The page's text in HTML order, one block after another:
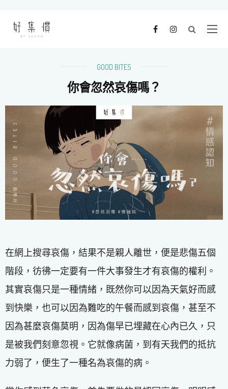
GOOD BITES
你會忽然哀傷嗎？
在網上搜尋哀傷，結果不是親人離世，便是悲傷五個
階段，彷彿一定要有一件大事發生才有哀傷的權利。
其實哀傷只是一種情緒，既然你可以因為天氣好而感
到快樂，也可以因為難吃的午餐而感到哀傷，甚至不
因為甚麼哀傷莫明，因為傷早已埋藏在心內已久，只
是被我們刻意忽視。它就像病菌，到有天我們的抵抗
力弱了，便生了一種名為哀傷的病。